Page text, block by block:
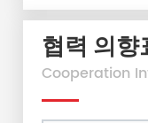
협력 의향
Cooperation